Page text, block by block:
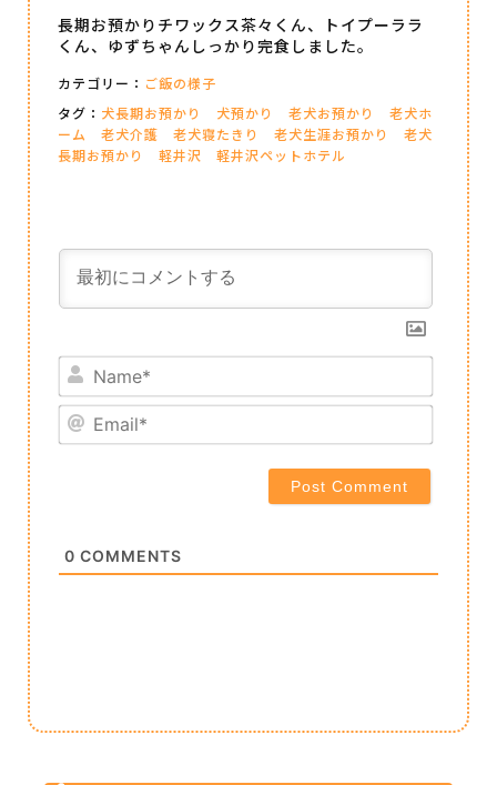
長期お預かりチワックス茶々くん、トイプーララ
くん、ゆずちゃんしっかり完食しました。
カテゴリー： ご飯の様子
タグ： 犬長期お預かり 犬預かり 老犬お預かり
老犬ホ
ーム
老犬介護 老犬寝たきり 老犬生涯お預かり
老犬
長期お預かり
軽井沢 軽井沢ペットホテル
Name*
Email*
0 COMMENTS